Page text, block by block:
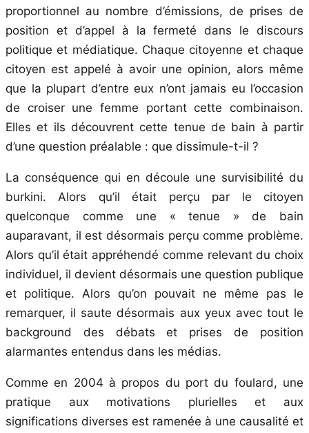
proportionnel au nombre d’émissions, de prises de
position et d’appel à la fermeté dans le discours
politique et médiatique. Chaque citoyenne et chaque
citoyen est appelé à avoir une opinion, alors même
que la plupart d’entre eux n’ont jamais eu l’occasion
de croiser une femme portant cette combinaison.
Elles et ils découvrent cette tenue de bain à partir
d’une question préalable : que dissimule-t-il ?
La conséquence qui en découle une survisibilité du
burkini. Alors qu’il était perçu par le citoyen
quelconque comme une « tenue » de bain
auparavant, il est désormais perçu comme problème.
Alors qu’il était appréhendé comme relevant du choix
individuel, il devient désormais une question publique
et politique. Alors qu’on pouvait ne même pas le
remarquer, il saute désormais aux yeux avec tout le
background des débats et prises de position
alarmantes entendus dans les médias.
Comme en 2004 à propos du port du foulard, une
pratique aux motivations plurielles et aux
significations diverses est ramenée à une causalité et